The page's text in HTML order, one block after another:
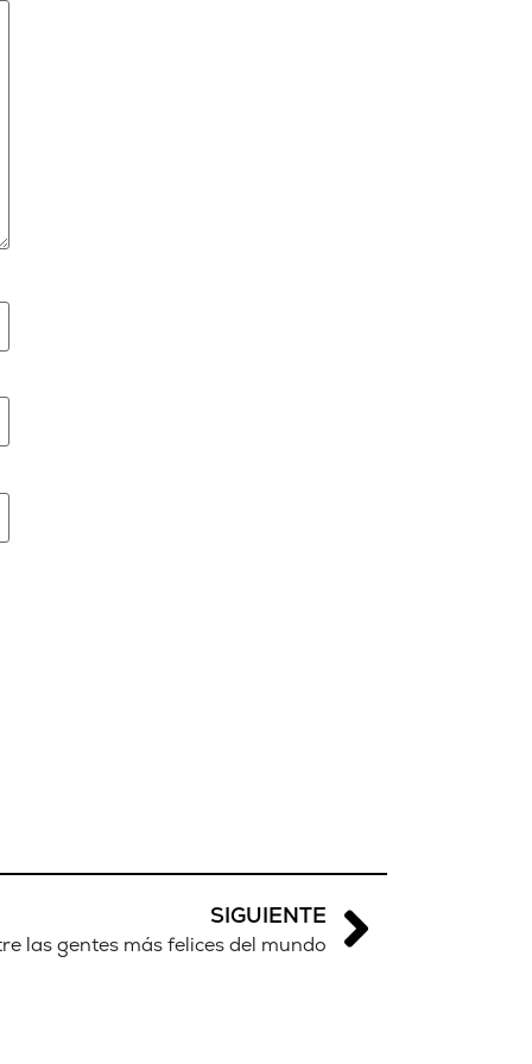
SIGUIENTE
las gentes más felices del mundo